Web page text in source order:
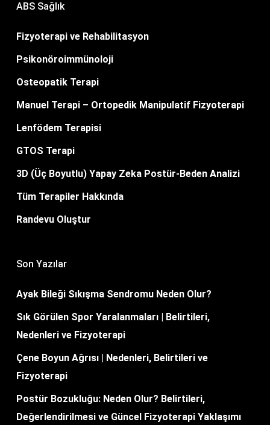
ABS Sağlık
Fizyoterapi ve Rehabilitasyon
Psikonöroimmünoloji
Osteopatik Terapi
Manuel Terapi – Ortopedik Manipulatif Fizyoterapi
Lenfödem Terapisi
GTOS Terapi
3D (Üç Boyutlu) Yapay Zeka Postür-Beden Analizi
Tüm Terapiler Hakkında
Randevu Oluştur
Son Yazılar
Ayak Bileği Sıkışma Sendromu Neden Olur?
Sık Görülen Spor Yaralanmaları | Belirtileri,
Nedenleri ve Fizyoterapi
Çene Boyun Ağrısı | Nedenleri, Belirtileri ve
Fizyoterapi
Postür Bozukluğu: Neden Olur? Belirtileri,
Değerlendirilmesi ve Güncel Fizyoterapi Yaklaşımı